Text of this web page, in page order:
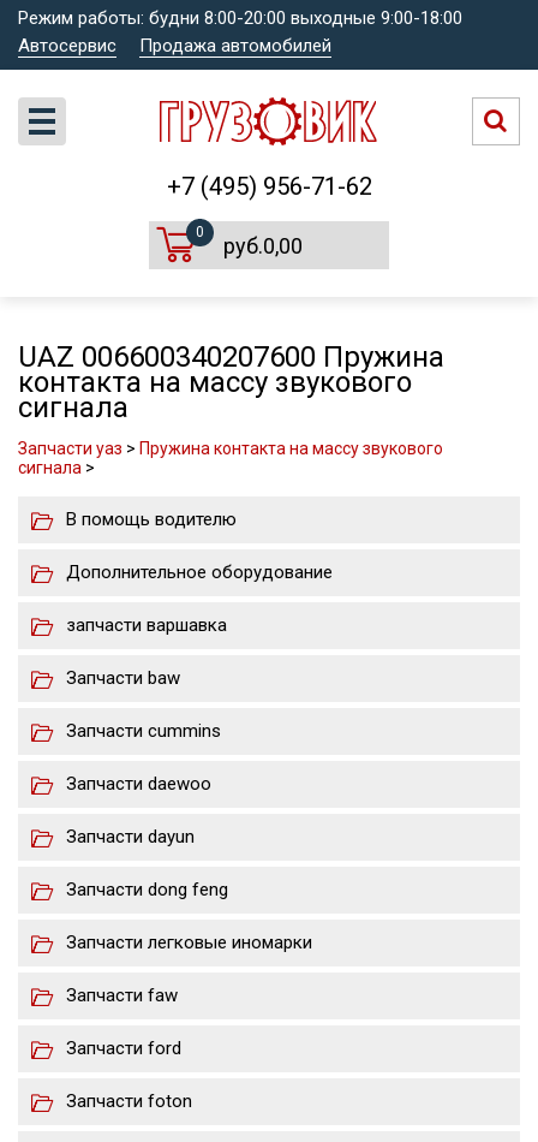
Режим работы: будни 8:00-20:00 выходные 9:00-18:00
Автосервис
Продажа автомобилей
+7 (495) 956-71-62
0
руб.0,00
UAZ 006600340207600 Пружина
контакта на массу звукового
сигнала
Запчасти уаз > Пружина контакта на массу звукового
сигнала >
В помощь водителю
Дополнительное оборудование
запчасти варшавка
Запчасти baw
Запчасти cummins
Запчасти daewoo
Запчасти dayun
Запчасти dong feng
Запчасти легковые иномарки
Запчасти faw
Запчасти ford
Запчасти foton